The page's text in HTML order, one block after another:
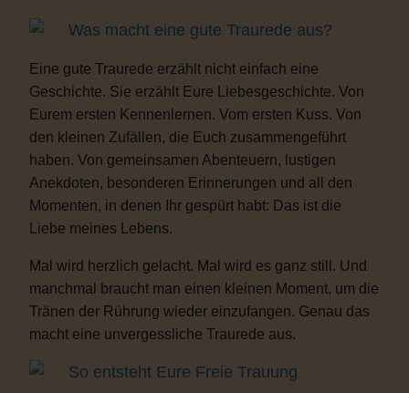
Was macht eine gute Traurede aus?
Eine gute Traurede erzählt nicht einfach eine
Geschichte. Sie erzählt Eure Liebesgeschichte. Von
Eurem ersten Kennenlernen. Vom ersten Kuss. Von
den kleinen Zufällen, die Euch zusammengeführt
haben. Von gemeinsamen Abenteuern, lustigen
Anekdoten, besonderen Erinnerungen und all den
Momenten, in denen Ihr gespürt habt: Das ist die
Liebe meines Lebens.
Mal wird herzlich gelacht. Mal wird es ganz still. Und
manchmal braucht man einen kleinen Moment, um die
Tränen der Rührung wieder einzufangen. Genau das
macht eine unvergessliche Traurede aus.
So entsteht Eure Freie Trauung